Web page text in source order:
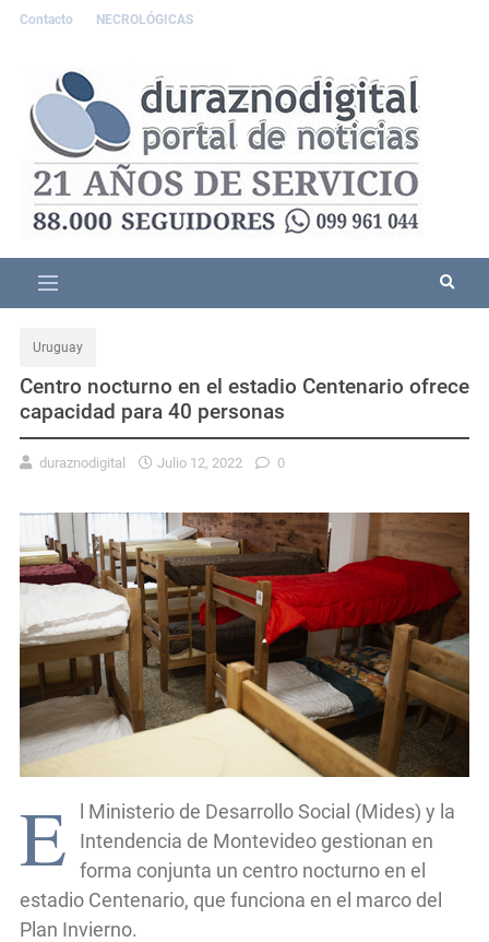
Contacto NECROLÓGICAS
Uruguay
Centro nocturno en el estadio Centenario ofrece
capacidad para 40 personas
duraznodigital Julio 12, 2022 0
E
l Ministerio de Desarrollo Social (Mides) y la
Intendencia de Montevideo gestionan en
forma conjunta un centro nocturno en el
estadio Centenario, que funciona en el marco del
Plan Invierno.